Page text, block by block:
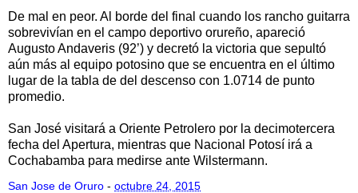
De mal en peor. Al borde del final cuando los rancho guitarra
sobrevivían en el campo deportivo orureño, apareció
Augusto Andaveris (92’) y decretó la victoria que sepultó
aún más al equipo potosino que se encuentra en el último
lugar de la tabla de del descenso con 1.0714 de punto
promedio.
San José visitará a Oriente Petrolero por la decimotercera
fecha del Apertura, mientras que Nacional Potosí irá a
Cochabamba para medirse ante Wilstermann.
San Jose de Oruro - octubre 24, 2015